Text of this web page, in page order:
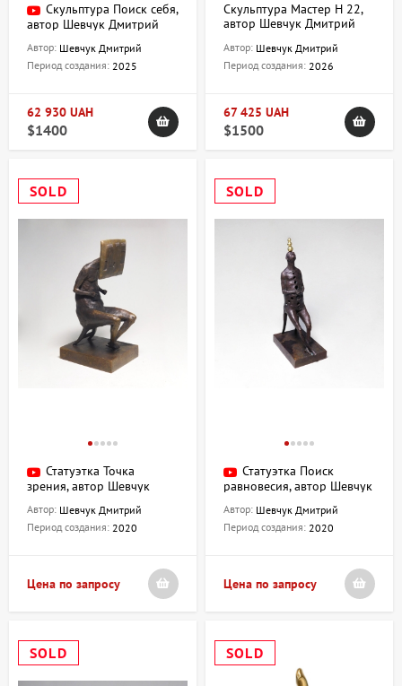
Скульптура Поиск себя,
автор Шевчук Дмитрий
Автор: Шевчук Дмитрий
Период создания: 2025
62 930 UAH
$1400
Скульптура Мастер H 22,
автор Шевчук Дмитрий
Автор: Шевчук Дмитрий
Период создания: 2026
67 425 UAH
$1500
SOLD
Статуэтка Точка
зрения, автор Шевчук
Автор: Шевчук Дмитрий
Период создания: 2020
Цена по запросу
SOLD
Статуэтка Поиск
равновесия, автор Шевчук
Автор: Шевчук Дмитрий
Период создания: 2020
Цена по запросу
SOLD SOLD